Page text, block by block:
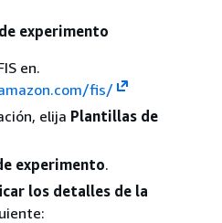
experimento
en.
fis/
elija Plantillas de
experimento.
los detalles de la